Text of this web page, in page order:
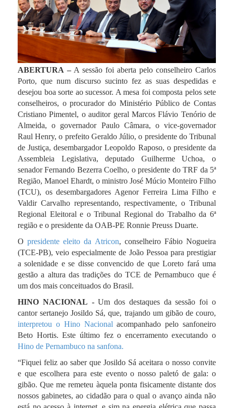
ABERTURA – A sessão foi aberta pelo conselheiro Carlos
Porto, que num discurso sucinto fez as suas despedidas e
desejou boa sorte ao sucessor. A mesa foi composta pelos sete
conselheiros, o procurador do Ministério Público de Contas
Cristiano Pimentel, o auditor geral Marcos Flávio Tenório de
Almeida, o governador Paulo Câmara, o vice-governador
Raul Henry, o prefeito Geraldo Júlio, o presidente do Tribunal
de Justiça, desembargador Leopoldo Raposo, o presidente da
Assembleia Legislativa, deputado Guilherme Uchoa, o
senador Fernando Bezerra Coelho, o presidente do TRF da 5ª
Região, Manoel Ehardt, o ministro José Múcio Monteiro Filho
(TCU), os desembargadores Agenor Ferreira Lima Filho e
Valdir Carvalho representando, respectivamente, o Tribunal
Regional Eleitoral e o Tribunal Regional do Trabalho da 6ª
região e o presidente da OAB-PE Ronnie Preuss Duarte.
Opresidente eleito da Atricon, conselheiro Fábio Nogueira
(TCE-PB), veio especialmente de João Pessoa para prestigiar
a solenidade e se disse convencido de que Loreto fará uma
gestão a altura das tradições do TCE de Pernambuco que é
um dos mais conceituados do Brasil.
HINO NACIONAL -Um dos destaques da sessão foi o
cantor sertanejo Josildo Sá, que, trajando um gibão de couro,
interpretou o Hino Nacionalacompanhado pelo sanfoneiro
Beto Hortis. Este último fez o encerramento executando o
Hino de Pernambuco na sanfona.
“Fiquei feliz ao saber que Josildo Sá aceitara o nosso convite
e que escolhera para este evento o nosso paletó de gala: o
gibão. Que me remeteu àquela ponta fisicamente distante dos
nossos gabinetes, ao cidadão para o qual o avanço ainda não